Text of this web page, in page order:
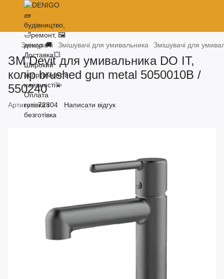
Змішувачі Змішувачі для умивальника Змішувачі для
ЗМ Devit для умивальника DO IT,
колір brushed gun metal 5050010B /
550240
Артикул:72804 Написати відгук